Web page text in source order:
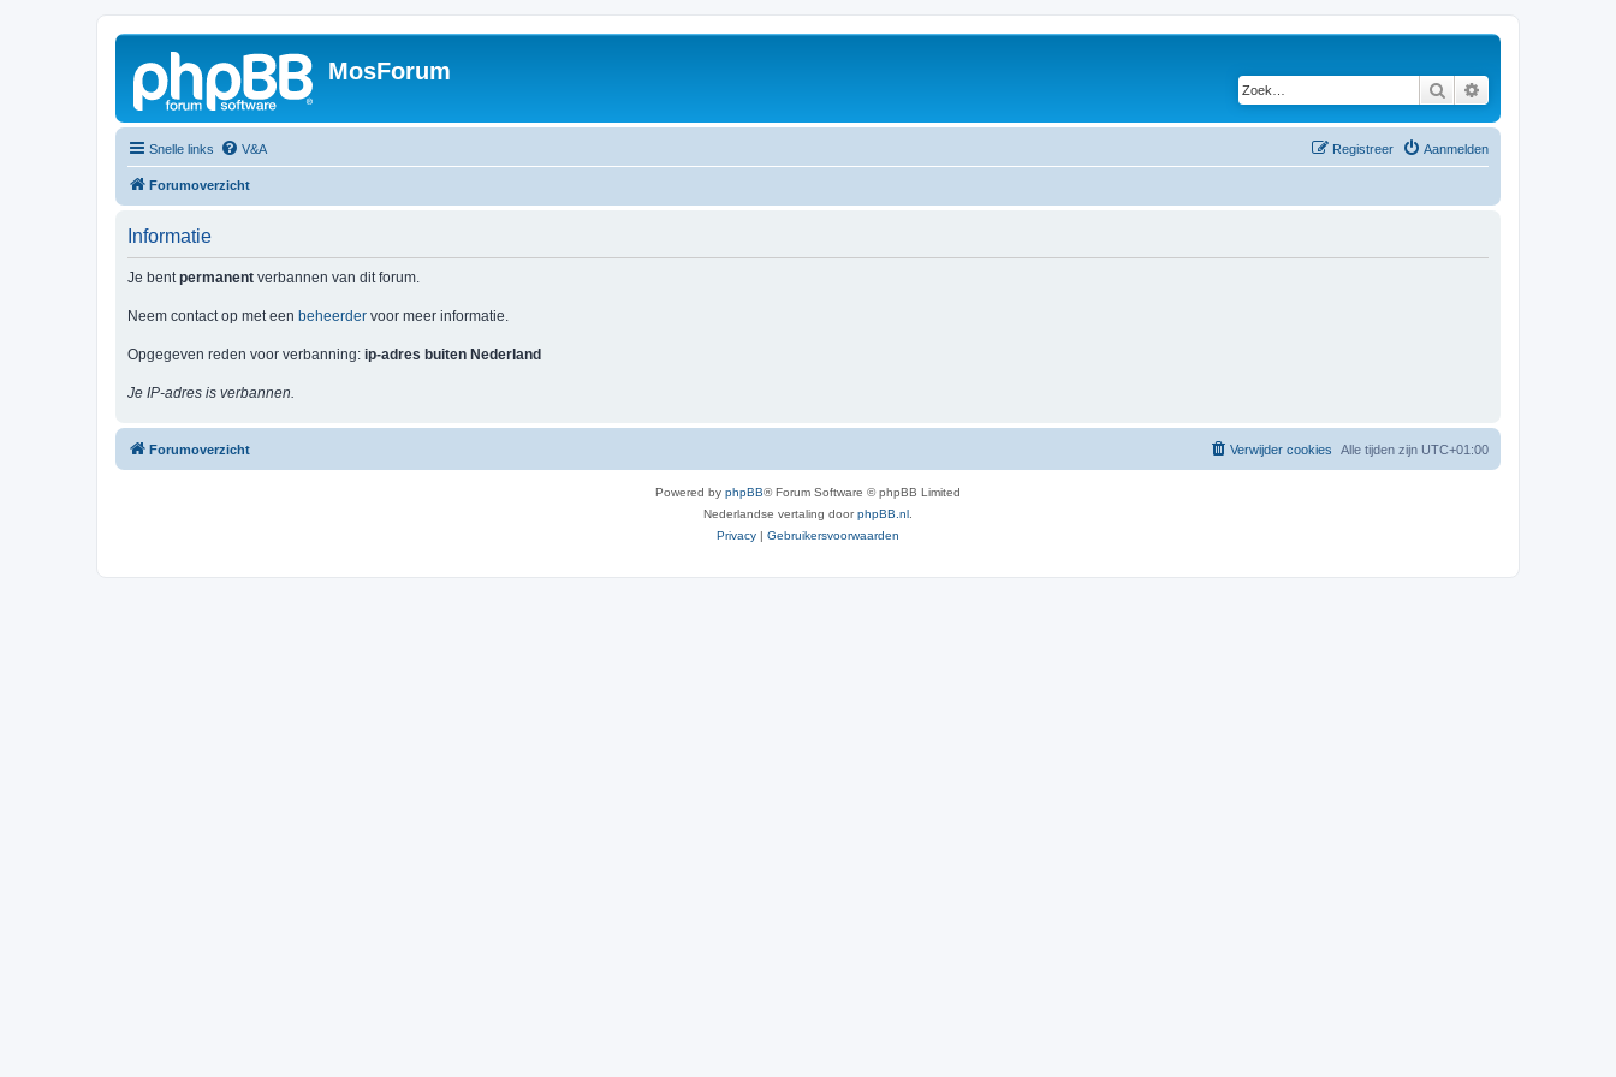
MosForum
Zoek
Snelle links V&A Aanmelden
Registreer
Forumoverzicht
Informatie
Je bentpermanent verbannen van dit forum.
Neem contact op met een beheerder voor meer informatie.
Opgegeven reden voor verbanning: ip-adres buiten Nederland
Je IP-adres is verbannen.
Forumoverzicht Alle tijden zijn UTC+01:00
Verwijder cookies
Powered by phpBB® Forum Software © phpBB Limited
Nederlandse vertaling doorphpBB.nl
Privacy | Gebruikersvoorwaarden